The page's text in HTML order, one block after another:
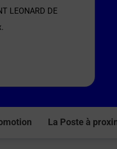
LEONARD DE
La Poste à